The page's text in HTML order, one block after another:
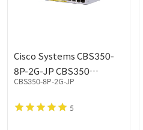
Cisco Systems CBS350-
8P-2G-JP CBS350
Managed 8-port GE PoE
2x1G Combo
CBS350-8P-2G-JP
5